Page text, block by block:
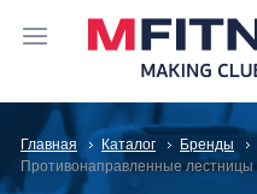
Главная Каталог Бренды
Противонаправленные лестницы